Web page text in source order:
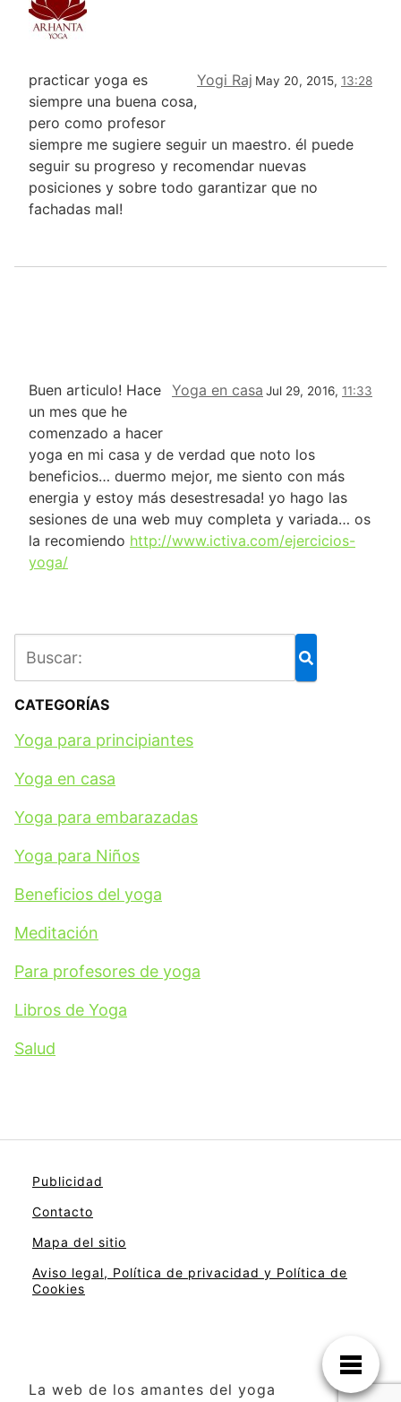
Yogi Raj May 20, 2015, 13:28
practicar yoga es
siempre una buena cosa,
pero como profesor
siempre me sugiere seguir un maestro. él puede
seguir su progreso y recomendar nuevas
posiciones y sobre todo garantizar que no
fachadas mal!
Yoga en casa Jul 29, 2016, 11:33
Buen articulo! Hace
un mes que he
comenzado a hacer
yoga en mi casa y de verdad que noto los
beneficios… duermo mejor, me siento con más
energia y estoy más desestresada! yo hago las
sesiones de una web muy completa y variada… os
la recomiendo http://www.ictiva.com/ejercicios-
yoga/
CATEGORÍAS
Yoga para principiantes
Yoga en casa
Yoga para embarazadas
Yoga para Niños
Beneficios del yoga
Meditación
Para profesores de yoga
Libros de Yoga
Salud
Publicidad
Contacto
Mapa del sitio
Aviso legal, Política de privacidad y Política de
Cookies
La web de los amantes del yoga